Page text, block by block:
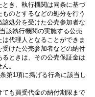
とき、執行機関は同条に基づ
ものとするなどの処分を行う
該処分を受けた公売参加者な
該執行機関の実施する公売
代理人となることができま
受けた公売参加者などの納付
るときは、その公売保証金は
。
第1項に掲げる行為に該当し
ても買受代金の納付期限まで